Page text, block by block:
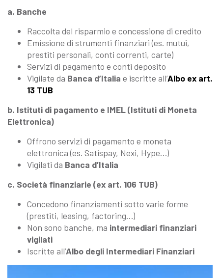
a. Banche
Raccolta del risparmio e concessione di credito
Emissione di strumenti finanziari (es. mutui,
prestiti personali, conti correnti, carte)
Servizi di pagamento e conti deposito
Vigilate da Banca d’Italia e iscritte all’Albo ex art.
13 TUB
b. Istituti di pagamento e IMEL (Istituti di Moneta
Elettronica)
Offrono servizi di pagamento e moneta
elettronica (es. Satispay, Nexi, Hype…)
Vigilati da Banca d’Italia
c. Società finanziarie (ex art. 106 TUB)
Concedono finanziamenti sotto varie forme
(prestiti, leasing, factoring…)
Non sono banche, ma intermediari finanziari
vigilati
Iscritte all’Albo degli Intermediari Finanziari